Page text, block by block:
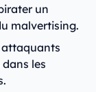
un
malvertising.
attaquants
les